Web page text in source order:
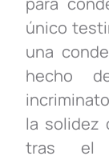
único
una
hecho
la solidez
tras el